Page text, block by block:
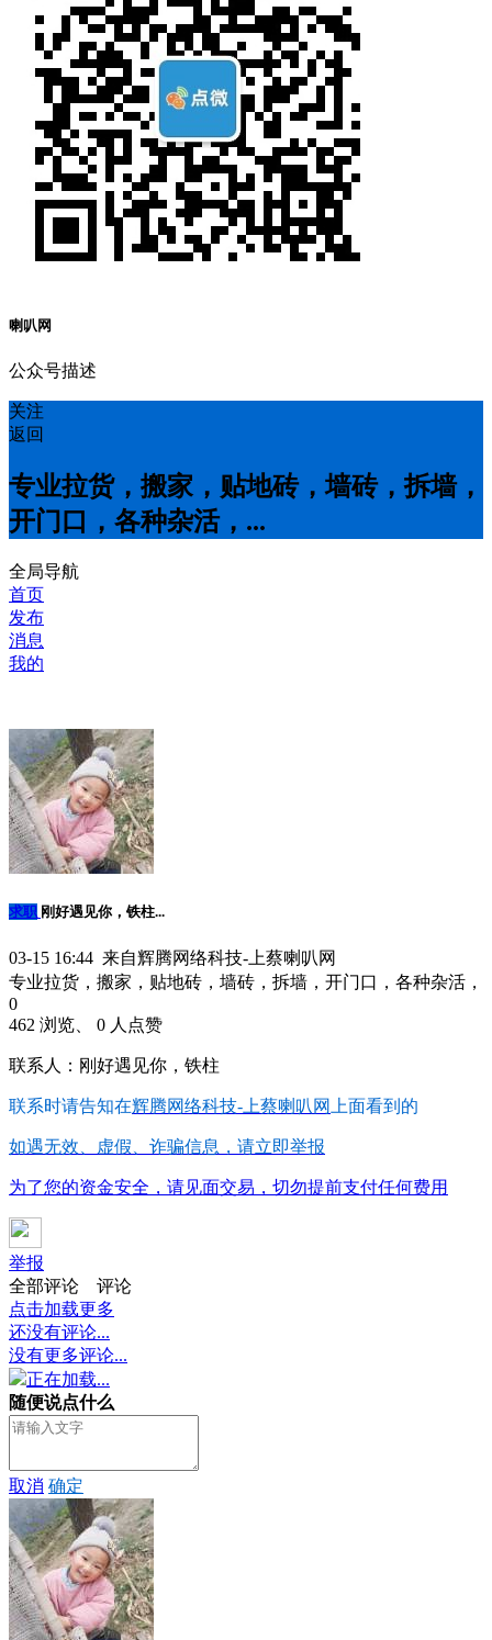
喇叭网
公众号描述
关注
返回
专业拉货，搬家，贴地砖，墙砖，拆墙，
开门口，各种杂活，...
全局导航
首页
发布
消息
我的
求职 刚好遇见你，铁柱...
03-15 16:44 来自辉腾网络科技-上蔡喇叭网
专业拉货，搬家，贴地砖，墙砖，拆墙，开门口，各种杂活，
0
462 浏览、 0 人点赞
联系人：刚好遇见你，铁柱
联系时请告知在辉腾网络科技-上蔡喇叭网 上面看到的
如遇无效、虚假、诈骗信息，请立即举报
为了您的资金安全，请见面交易，切勿提前支付任何费用
举报
全部评论
评论
点击加载更多
还没有评论...
没有更多评论...
正在加载...
随便说点什么
取消 确定